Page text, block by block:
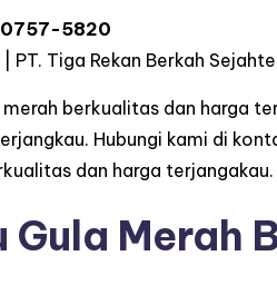
5820
| PT. Tiga Rekan Berkah
berkualitas dan harga
Hubungi kami di
dan harga terjangakau.
Gula Merah